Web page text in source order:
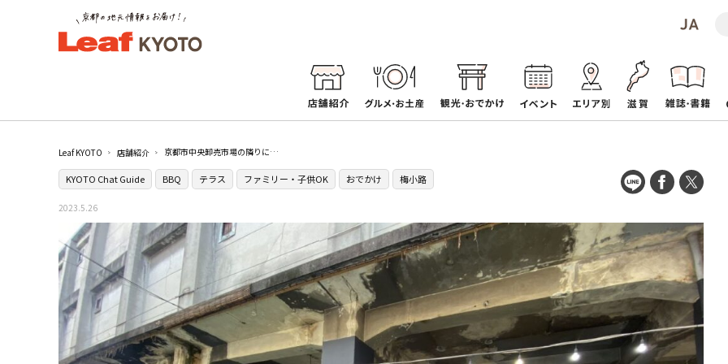
Leaf KYOTO 店舗紹介 京都市中央卸売市場の隣りにある話題のBBQスポット［バーベキューコート339］
KYOTO Chat Guide BBQ テラス ファミリー・子供OK おでかけ 梅小路
2023.5.26